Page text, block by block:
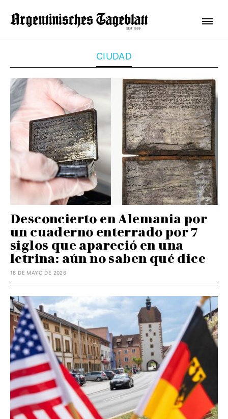
CIUDAD
Desconcierto en Alemania por
un cuaderno enterrado por 7
siglos que apareció en una
letrina: aún no saben qué dice
18 DE MAYO DE 2026